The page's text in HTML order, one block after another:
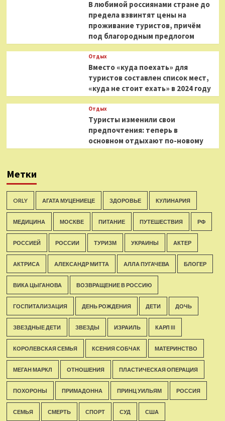
В любимой россиянами стране до
предела взвинтят цены на
проживание туристов, причём
под благородным предлогом
Отдых
Вместо «куда поехать» для
туристов составлен список мест,
«куда не стоит ехать» в 2024 году
Отдых
Туристы изменили свои
предпочтения: теперь в
основном отдыхают по-новому
Метки
ORLY АГАТА МУЦЕНИЕЦЕ ЗДОРОВЬЕ КУЛИНАРИЯ
МЕДИЦИНА МОСКВЕ ПИТАНИЕ ПУТЕШЕСТВИЯ РФ
РОССИЕЙ РОССИИ ТУРИЗМ УКРАИНЫ АКТЕР
АКТРИСА АЛЕКСАНДР МИТТА АЛЛА ПУГАЧЕВА БЛОГЕР
ВИКА ЦЫГАНОВА ВОЗВРАЩЕНИЕ В РОССИЮ
ГОСПИТАЛИЗАЦИЯ ДЕНЬ РОЖДЕНИЯ ДЕТИ ДОЧЬ
ЗВЕЗДНЫЕ ДЕТИ ЗВЕЗДЫ ИЗРАИЛЬ КАРЛ III
КОРОЛЕВСКАЯ СЕМЬЯ КСЕНИЯ СОБЧАК МАТЕРИНСТВО
МЕГАН МАРКЛ ОТНОШЕНИЯ ПЛАСТИЧЕСКАЯ ОПЕРАЦИЯ
ПОХОРОНЫ ПРИМАДОННА ПРИНЦ УИЛЬЯМ РОССИЯ
СЕМЬЯ СМЕРТЬ СПОРТ СУД США